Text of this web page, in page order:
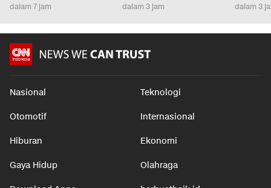
dalam 7 jam dalam 3 jam dalam 3
Nasional Teknologi
Otomotif Internasional
Hiburan Ekonomi
Gaya Hidup Olahraga